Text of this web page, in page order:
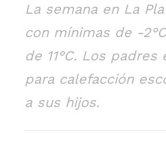
La semana en La
con mínimas de -
de 11°C. Los
para calefacción
a sus hijos.